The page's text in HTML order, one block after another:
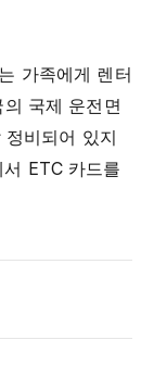
가족에게 렌터
국제 운전면
비되어 있지
ETC 카드를